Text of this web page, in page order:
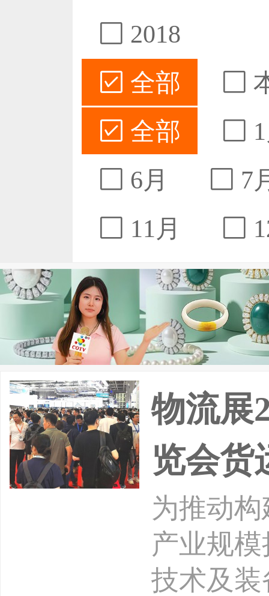
2018
全部
全部
6月
7
11月
物流展
览会货
为推动
产业规
技术及装